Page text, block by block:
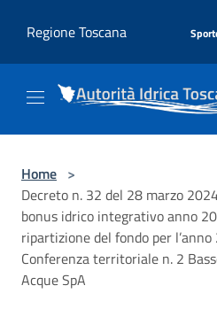
Regione Toscana
Home >
Decreto n. 32 del 28 marzo
bonus idrico integrativo anno
ripartizione del fondo per
Conferenza territoriale n. 2
Acque SpA